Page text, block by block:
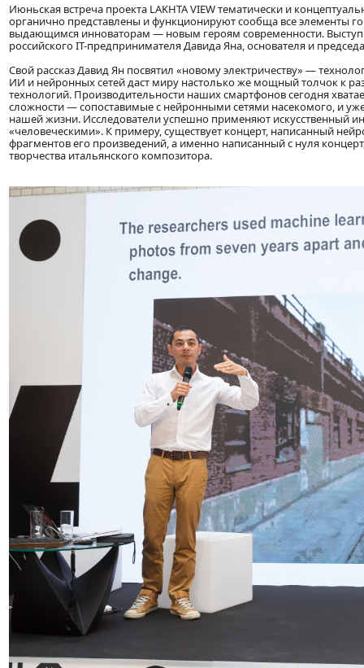
Июньская встреча проекта LAKHTA VIEW тематически и
органично представлены и функционируют сообща все элементы
выдающимся инноваторам — новым героям современности.
российского IT-предпринимателя Давида Яна, основателя и
Свой рассказ Давид Ян посвятил «новому электричеству» —
ИИ и нейронных сетей даст миру настолько же мощный толчок к
технологий. Производительности наших смартфонов сегодня
сложности — сопоставимые с нейронными сетями насекомого, и
нашей жизни. Исследователи успешно применяют искусственный
«человеческими». К примеру, существует концерт, написанный
фрагментов его произведений, а именно написанный с нуля
творчества итальянского композитора.